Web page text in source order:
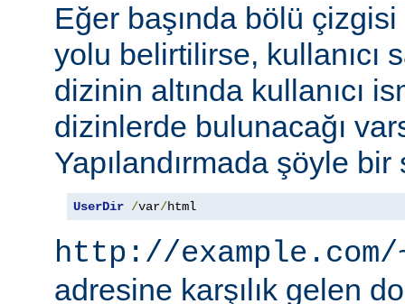
Eğer başında bölü
yolu belirtilirse, kullanıcı
dizinin altında kullanıcı
dizinlerde bulunacağı
Yapılandırmada şöyle bir
UserDir /var/html
http://example.com/
adresine karşılık gelen